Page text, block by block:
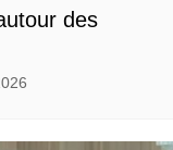
des